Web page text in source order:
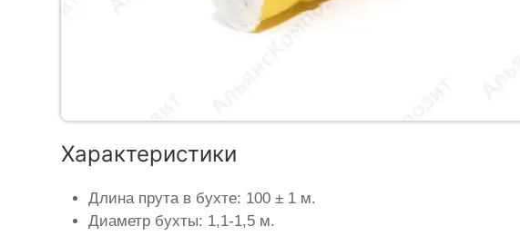
Характеристики
Длина прута в бухте: 100 ± 1 м.
Диаметр бухты: 1,1-1,5 м.